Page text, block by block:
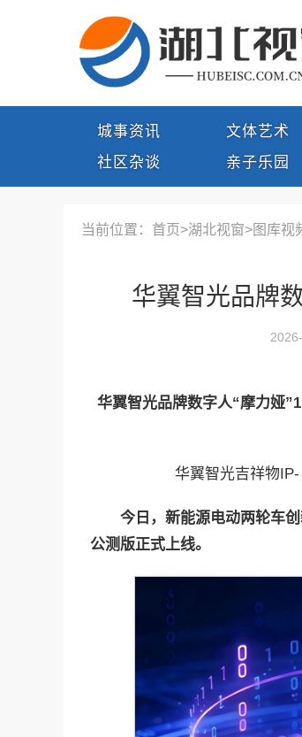
城事资讯
社区杂谈
文体艺术
亲子乐园
当前位置：首页>湖北视窗>图库视
华翼智光品牌
华翼智光品牌数字人“摩力娅”
华翼智光吉祥物
今日，新能源电动两轮车
公测版正式上线。